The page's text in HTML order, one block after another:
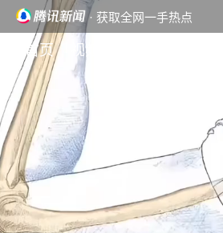
· 获取全网一手热点
首页 视频